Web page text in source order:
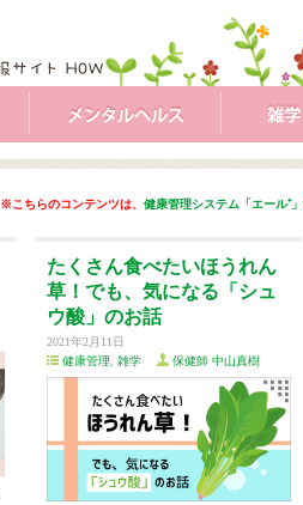
※こちらのコンテンツは、 健康管理システム「エール⁺」
たくさん食べたいほうれん
草！でも、気になる「シュ
ウ酸」のお話
2021年2月11日
健康管理
雑学 保健師 中山真樹